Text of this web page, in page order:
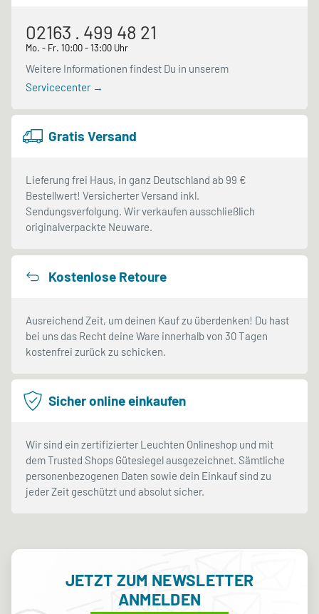
02163 . 499 48 21
Mo. - Fr. 10:00 - 13:00 Uhr
Weitere Informationen findest Du in unserem
Servicecenter →
Gratis Versand
Lieferung frei Haus, in ganz Deutschland ab 99 €
Bestellwert! Versicherter Versand inkl.
Sendungsverfolgung. Wir verkaufen ausschließlich
originalverpackte Neuware.
Kostenlose Retoure
Ausreichend Zeit, um deinen Kauf zu überdenken! Du hast
bei uns das Recht deine Ware innerhalb von 30 Tagen
kostenfrei zurück zu schicken.
Sicher online einkaufen
Wir sind ein zertifizierter Leuchten Onlineshop und mit
dem Trusted Shops Gütesiegel ausgezeichnet. Sämtliche
personenbezogenen Daten sowie dein Einkauf sind zu
jeder Zeit geschützt und absolut sicher.
JETZT ZUM NEWSLETTER
ANMELDEN